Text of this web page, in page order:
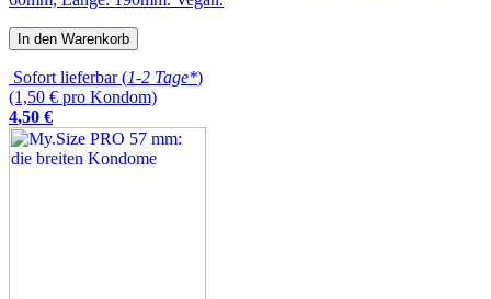
In den Warenkorb
Sofort lieferbar (1-2 Tage*)
(1,50 € pro Kondom)
4,50 €